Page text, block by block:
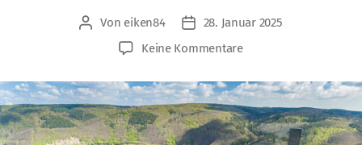
Beitragsautor
Von eiken84 Veröffentlichungsdatum
28. Januar 2025
Keine Kommentarezu
Blick
die
Vergangenheit: